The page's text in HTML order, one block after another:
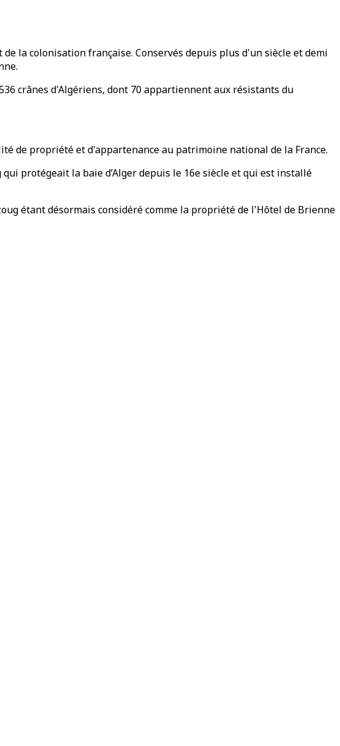
la colonisation française. Conservés depuis plus d'un siècle et demi
crânes d'Algériens, dont 70 appartiennent aux résistants du
de propriété et d'appartenance au patrimoine national de la France.
protégeait la baie d’Alger depuis le 16e siècle et qui est installé
étant désormais considéré comme la propriété de l'Hôtel de Brienne